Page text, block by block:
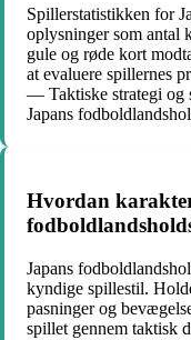
Spillerstatistikken for
oplysninger som antal
gule og røde kort
at evaluere spillernes
— Taktiske strategi og
Japans
Hvordan
Japans
kyndige spillestil.
pasninger og
spillet gennem taktisk